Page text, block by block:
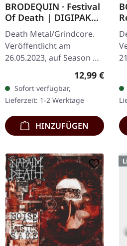
BRODEQUIN · Festival
Of Death | DIGIPAK
CD
Death Metal/Grindcore.
Veröffentlicht am
26.05.2023, auf Season Of
Activists. CD im DigiPak.
"Festival Of Death" von
Brodequin ist…
Regulärer
12,99 €
Sofort verfügbar,
Lieferzeit: 1-2 Werktage
HINZUFÜGEN